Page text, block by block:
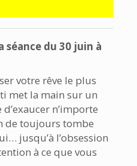
séance du 30 juin à
votre rêve le plus
met la main sur un
n’importe
de toujours tombe
jusqu’à l’obsession
à ce que vous